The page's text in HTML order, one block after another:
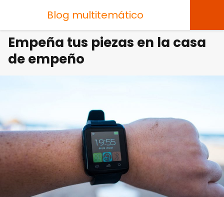
Blog multitemático
Empeña tus piezas en la casa
de empeño